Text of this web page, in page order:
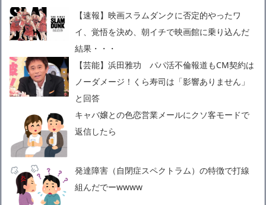
【速報】映画スラムダンクに否定的やったワ
イ、覚悟を決め、朝イチで映画館に乗り込んだ
結果・・・
【芸能】浜田雅功 パパ活不倫報道もCM契約は
ノーダメージ！くら寿司は「影響ありません」
と回答
キャバ嬢との色恋営業メールにクソ客モードで
返信したら
発達障害（自閉症スペクトラム）の特徴で打線
組んだでーwwww